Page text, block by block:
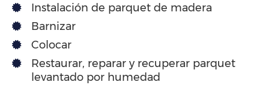
Instalación de parquet de madera
Barnizar
Colocar
Restaurar, reparar y recuperar parquet
levantado por humedad